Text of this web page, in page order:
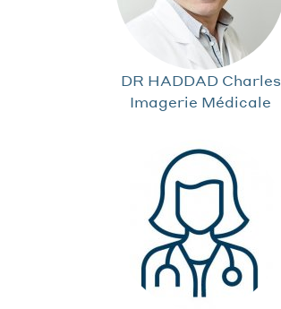
DR HADDAD Charles
Imagerie Médicale